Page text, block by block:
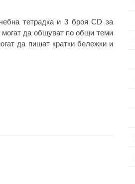
тетрадка и 3 броя CD за
да общуват по общи теми
да пишат кратки бележки и